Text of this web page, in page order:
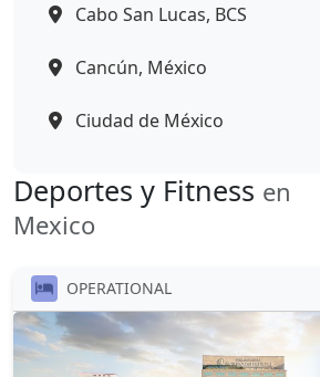
Cabo San Lucas, BCS
Cancún, México
Ciudad de México
Deportes y Fitness en
Mexico
OPERATIONAL